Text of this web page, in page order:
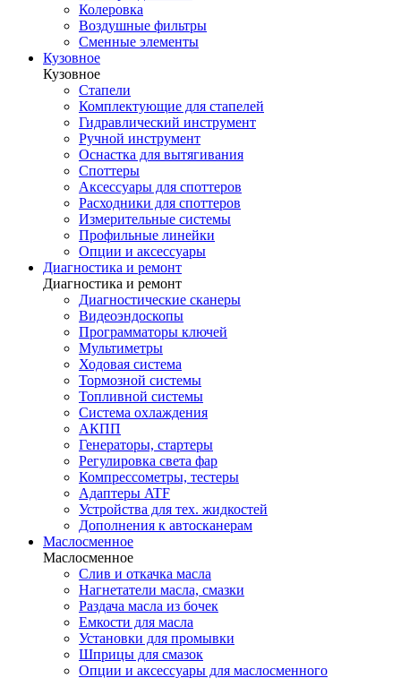
Колеровка
Воздушные фильтры
Сменные элементы
Кузовное
Кузовное
Стапели
Комплектующие для стапелей
Гидравлический инструмент
Ручной инструмент
Оснастка для вытягивания
Споттеры
Аксессуары для споттеров
Расходники для споттеров
Измерительные системы
Профильные линейки
Опции и аксессуары
Диагностика и ремонт
Диагностика и ремонт
Диагностические сканеры
Видеоэндоскопы
Программаторы ключей
Мультиметры
Ходовая система
Тормозной системы
Топливной системы
Система охлаждения
АКПП
Генераторы, стартеры
Регулировка света фар
Компрессометры, тестеры
Адаптеры ATF
Устройства для тех. жидкостей
Дополнения к автосканерам
Маслосменное
Маслосменное
Слив и откачка масла
Нагнетатели масла, смазки
Раздача масла из бочек
Емкости для масла
Установки для промывки
Шприцы для смазок
Опции и аксессуары для маслосменного